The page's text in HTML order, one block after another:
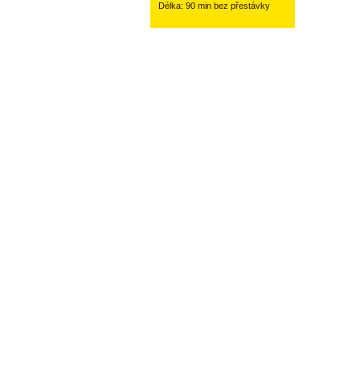
Délka: 90 min bez přestávky